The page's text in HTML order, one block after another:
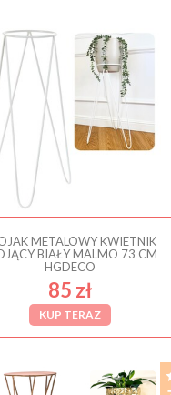
METALOWY KWIETNIK
BIAŁY MALMO 73 CM
HGDECO
85 zł
KUP TERAZ